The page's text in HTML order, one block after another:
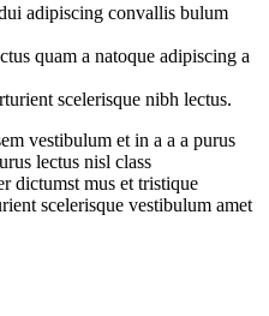
adipiscing convallis bulum
quam a natoque adipiscing a
scelerisque nibh lectus.
vestibulum et in a a a purus
lectus nisl class
dictumst mus et tristique
scelerisque vestibulum amet